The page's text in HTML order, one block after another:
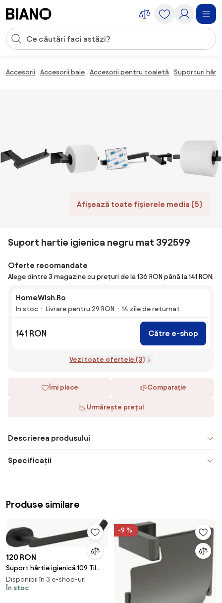
Introducerea căutării
Accesorii Accesorii baie Accesorii pentru toaletă Suporturi
Afișează toate fișierele media (5)
Suport hartie igienica negru mat 392599
Oferte recomandate
Alege dintre 3 magazine cu prețuri de la 136 RON până la 141 RON:
HomeWish.Ro
În stoc Livrare pentru 29 RON 14 zile de returnat
141 RON Către e-shop
Vezi toate ofertele (3)
Îmi place Comparaţie
Urmărește prețul
Descrierea produsului
Specificații
Produse similare
120 RON
Suport hârtie igienică 109 Til
Black
Disponibil în 3 e-shop-uri
În stoc
-9 %